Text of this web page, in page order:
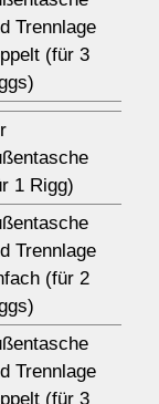
Trennlage
(für 3
1 Rigg)
Trennlage
(für 2
Trennlage
(für 3